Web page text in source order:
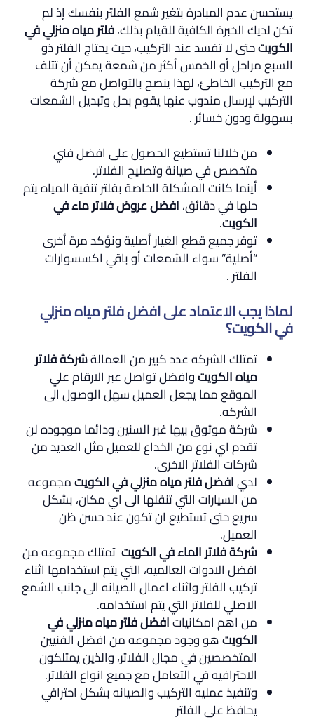
يستحسن عدم المبادرة بتغير شمع الفلتر بنفسك إذ لم
تكن لديك الخبرة الكافية للقيام بذلك،فلتر مياه منزلي في
الكويتحتى لا تفسد عند التركيب، حيث يحتاج الفلتر ذو
السبع مراحل أو الخمس أكثر من شمعة يمكن أن تتلف
مع التركيب الخاطئ، لهذا ينصح بالتواصل مع شركة
التركيب لإرسال مندوب عنها يقوم بحل وتبديل الشمعات
بسهولة ودون خسائر .
من خلالنا تستطيع الحصول على افضل فني
متخصص في صيانة وتصليح الفلاتر.
أينما كانت المشكلة الخاصة بفلتر تنقية المياه يتم
حلها في دقائق،افضل عروض فلاتر ماء في
الكويت.
توفر جميع قطع الغيار أصلية ونؤكد مرة أخرى
“أصلية” سواء الشمعات أو باقي اكسسوارات
الفلتر .
لماذا يجب الاعتماد على افضل فلتر مياه منزلي
في الكويت؟
تمتلك الشركه عدد كبير من العمالةشركة فلاتر
مياه الكويتوافضل تواصل عبر الارقام علي
الموقع مما يجعل العميل سهل الوصول الى
الشركه.
شركة موثوق بيها غبر السنين ودائما موجوده لن
تقدم اي نوع من الخداع للعميل مثل العديد من
شركات الفلاتر الاخرى.
لديافضل فلتر مياه منزلي في الكويتمجموعه
من السيارات التي تنقلها الى اي مكان، بشكل
سريع حتى تستطيع ان تكون عند حسن ظن
العميل.
شركة فلاتر الماء في الكويت تمتلك مجموعه من
افضل الادوات العالميه، التي يتم استخدامها اثناء
تركيب الفلتر واثناء اعمال الصيانه الى جانب الشمع
الاصلي للفلاتر التي يتم استخدامه.
من اهم امكانياتافضل فلتر مياه منزلي في
الكويتهو وجود مجموعه من افضل الفنيين
المتخصصين في مجال الفلاتر، والذين يمتلكون
الاحترافيه في التعامل مع جميع انواع الفلاتر.
وتنفيذ عمليه التركيب والصيانه بشكل احترافي
يحافظ على الفلتر